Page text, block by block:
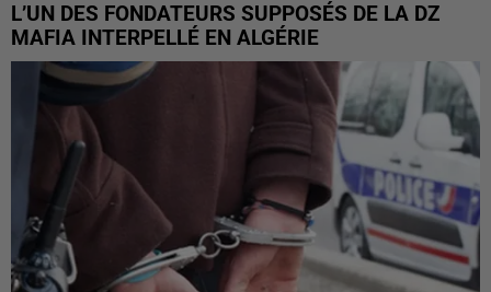
L’UN DES FONDATEURS SUPPOSÉS DE LA DZ
MAFIA INTERPELLÉ EN ALGÉRIE